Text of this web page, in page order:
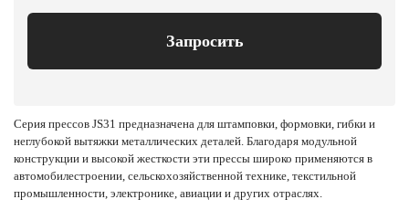
Запросить
Серия прессов JS31 предназначена для штамповки, формовки, гибки и
неглубокой вытяжки металлических деталей. Благодаря модульной
конструкции и высокой жесткости эти прессы широко применяются в
автомобилестроении, сельскохозяйственной технике, текстильной
промышленности, электронике, авиации и других отраслях.